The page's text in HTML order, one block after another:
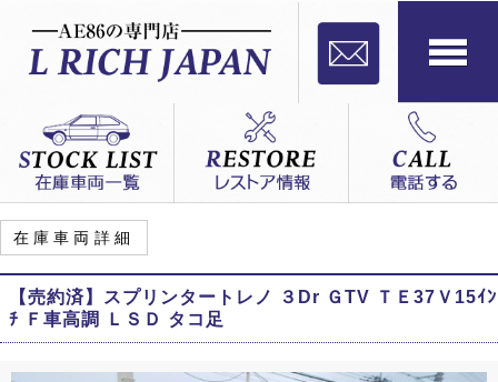
在庫車両詳細
【売約済】スプリンタートレノ ３Dr ＧTV ＴＥ37Ｖ15ｲﾝ
ﾁ Ｆ車高調 ＬＳＤ タコ足